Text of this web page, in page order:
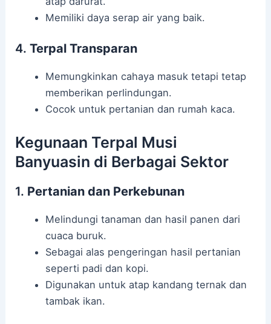
Memiliki daya serap air yang baik.
4.Terpal Transparan
Memungkinkan cahaya masuk tetapi tetap
memberikan perlindungan.
Cocok untuk pertanian dan rumah kaca.
Kegunaan Terpal Musi
Banyuasin di Berbagai Sektor
1. Pertanian dan Perkebunan
Melindungi tanaman dan hasil panen dari
cuaca buruk.
Sebagai alas pengeringan hasil pertanian
seperti padi dan kopi.
Digunakan untuk atap kandang ternak dan
tambak ikan.